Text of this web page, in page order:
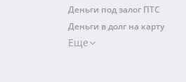
Деньги под залог ПТС
Деньги в долг на карту
Быстрый на карту
Еще